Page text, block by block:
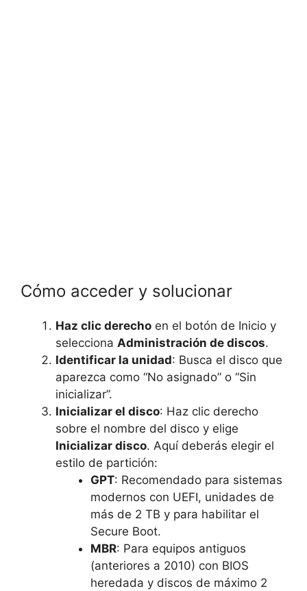
Cómo acceder y solucionar
Haz clic derecho en el botón de Inicio y
selecciona Administración de discos.
Identificar la unidad: Busca el disco que
aparezca como “No asignado” o “Sin
inicializar”.
Inicializar el disco: Haz clic derecho
sobre el nombre del disco y elige
Inicializar disco. Aquí deberás elegir el
estilo de partición:
GPT: Recomendado para sistemas
modernos con UEFI, unidades de
más de 2 TB y para habilitar el
Secure Boot.
MBR: Para equipos antiguos
(anteriores a 2010) con BIOS
heredada y discos de máximo 2